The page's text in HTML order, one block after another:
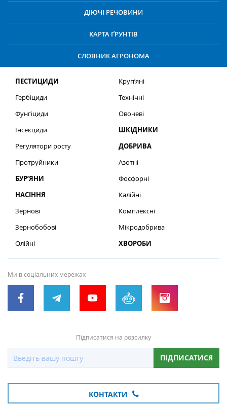
ДІЮЧІ РЕЧОВИНИ
КАРТА ҐРУНТІВ
СЛОВНИК АГРОНОМА
ПЕСТИЦИДИ
Гербіциди
Фунгіциди
Інсекциди
Регулятори росту
Протруйники
БУР’ЯНИ
НАСІННЯ
Зернові
Зернобобові
Олійні
Круп’яні
Технічні
Овочеві
ШКІДНИКИ
ДОБРИВА
Азотні
Фосфорні
Калійні
Комплексні
Мікродобрива
ХВОРОБИ
Ми в соціальних мережах
Підписатися на розсилку
ПІДПИСАТИСЯ
КОНТАКТИ